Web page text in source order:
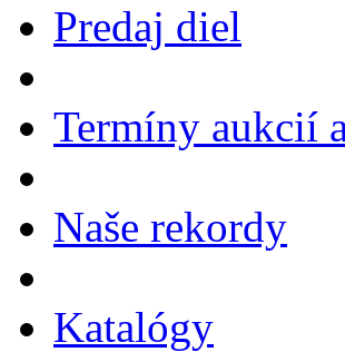
Predaj diel
Termíny aukcií
Naše rekordy
Katalógy